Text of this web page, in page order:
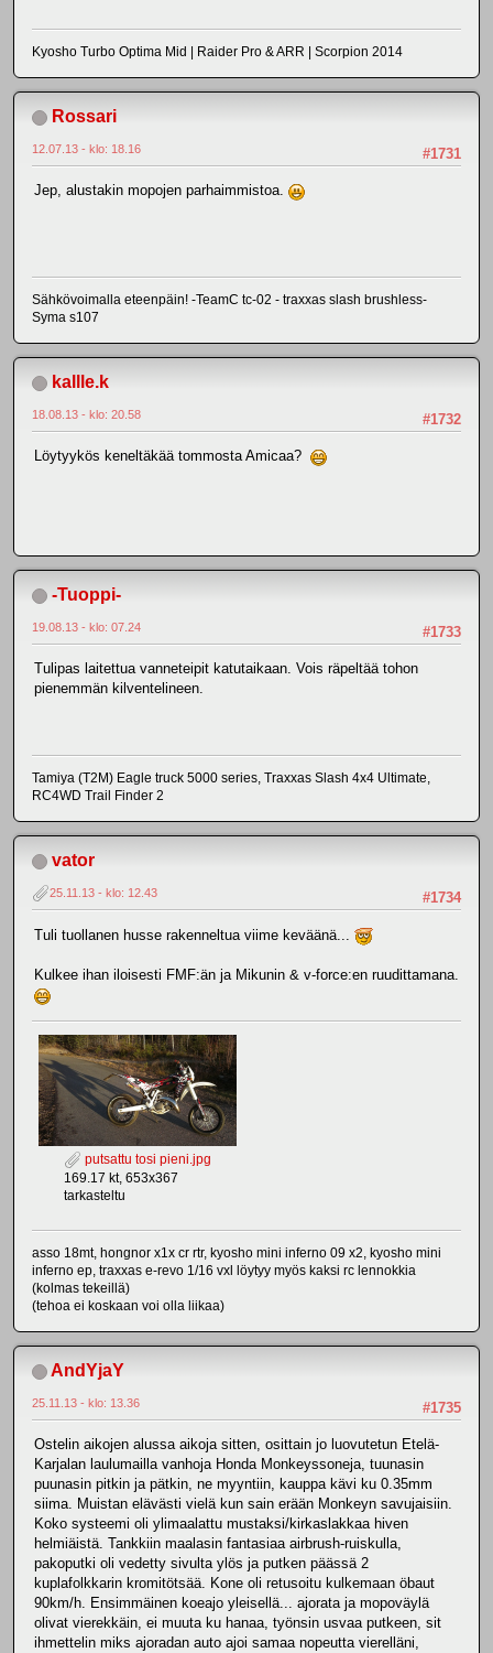
Kyosho Turbo Optima Mid | Raider Pro & ARR | Scorpion 2014
Rossari
#1731
12.07.13 - klo: 18.16
Jep, alustakin mopojen parhaimmistoa.
Sähkövoimalla eteenpäin! -TeamC tc-02 - traxxas slash brushless-
Syma s107
kallle.k
#1732
18.08.13 - klo: 20.58
Löytyykös keneltäkää tommosta Amicaa?
-Tuoppi-
#1733
19.08.13 - klo: 07.24
Tulipas laitettua vanneteipit katutaikaan. Vois räpeltää tohon
pienemmän kilventelineen.
Tamiya (T2M) Eagle truck 5000 series, Traxxas Slash 4x4 Ultimate,
RC4WD Trail Finder 2
vator
#1734
25.11.13 - klo: 12.43
Tuli tuollanen husse rakenneltua viime keväänä...
Kulkee ihan iloisesti FMF:än ja Mikunin & v-force:en ruudittamana.
putsattu tosi pieni.jpg
169.17 kt, 653x367
tarkasteltu
asso 18mt, hongnor x1x cr rtr, kyosho mini inferno 09 x2, kyosho mini
inferno ep, traxxas e-revo 1/16 vxl löytyy myös kaksi rc lennokkia
(kolmas tekeillä)
(tehoa ei koskaan voi olla liikaa)
AndYjaY
#1735
25.11.13 - klo: 13.36
Ostelin aikojen alussa aikoja sitten, osittain jo luovutetun Etelä-
Karjalan laulumailla vanhoja Honda Monkeyssoneja, tuunasin
puunasin pitkin ja pätkin, ne myyntiin, kauppa kävi ku 0.35mm
siima. Muistan elävästi vielä kun sain erään Monkeyn savujaisiin.
Koko systeemi oli ylimaalattu mustaksi/kirkaslakkaa hiven
helmiäistä. Tankkiin maalasin fantasiaa airbrush-ruiskulla,
pakoputki oli vedetty sivulta ylös ja putken päässä 2
kuplafolkkarin kromitötsää. Kone oli retusoitu kulkemaan öbaut
90km/h. Ensimmäinen koeajo yleisellä... ajorata ja mopoväylä
olivat vierekkäin, ei muuta ku hanaa, työnsin usvaa putkeen, sit
ihmettelin miks ajoradan auto ajoi samaa nopeutta vierelläni,